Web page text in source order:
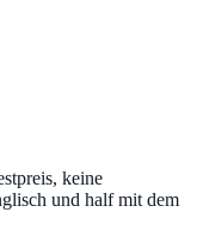
keine
und half mit dem